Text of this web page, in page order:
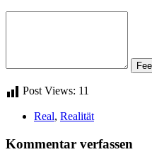
Post Views: 11
Real, Realität
Kommentar verfassen